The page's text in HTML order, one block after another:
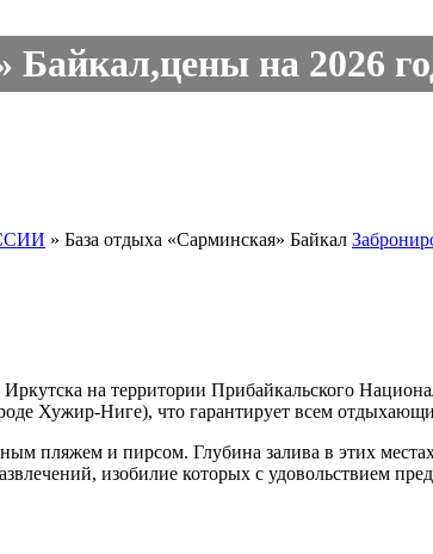
на 2026
» База отдыха «Сарминская» Байкал
на территории Прибайкальского
Хужир-Ниге), что гарантирует всем
пляжем и пирсом. Глубина залива в этих
изобилие которых с удовольствием